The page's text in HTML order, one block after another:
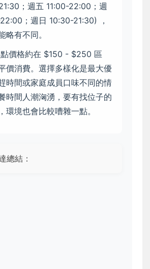
；週五 11:00-22:00；週
；週日 10:30-21:30) ，
略有不同。
價格約在 $150 - $250 區
價消費。選擇多樣化是最大優
時間或家庭成員口味不同的情
時間人潮洶湧，要有找位子的
環境也會比較嘈雜一點。
總結：